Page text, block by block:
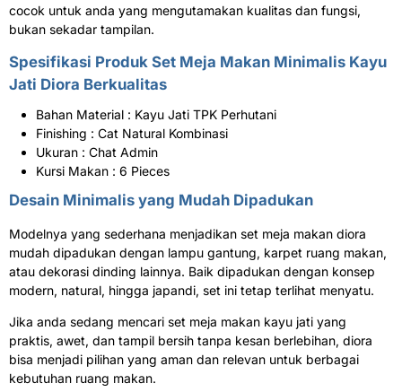
cocok untuk anda yang mengutamakan kualitas dan fungsi,
bukan sekadar tampilan.
Spesifikasi Produk Set Meja Makan Minimalis Kayu
Jati Diora Berkualitas
Bahan Material : Kayu Jati TPK Perhutani
Finishing : Cat Natural Kombinasi
Ukuran : Chat Admin
Kursi Makan : 6 Pieces
Desain Minimalis yang Mudah Dipadukan
Modelnya yang sederhana menjadikan set meja makan diora
mudah dipadukan dengan lampu gantung, karpet ruang makan,
atau dekorasi dinding lainnya. Baik dipadukan dengan konsep
modern, natural, hingga japandi, set ini tetap terlihat menyatu.
Jika anda sedang mencari set meja makan kayu jati yang
praktis, awet, dan tampil bersih tanpa kesan berlebihan, diora
bisa menjadi pilihan yang aman dan relevan untuk berbagai
kebutuhan ruang makan.